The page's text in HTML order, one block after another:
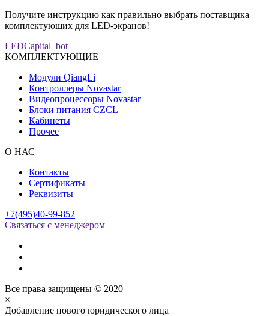
Получите инструкцию как правильно выбрать поставщика
комплектующих для LED-экранов!
LEDCapital_bot
КОМПЛЕКТУЮЩИЕ
Модули QiangLi
Контроллеры Novastar
Видеопроцессоры Novastar
Блоки питания CZCL
Кабинеты
Прочее
О НАС
Контакты
Сертификаты
Реквизиты
+7(495)40-99-852
Связаться с менеджером
Все права защищены © 2020
×
Добавление нового юридического лица